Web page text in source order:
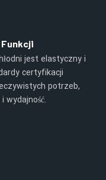
jest elastyczny i
certyfikacji
potrzeb,
wydajność.